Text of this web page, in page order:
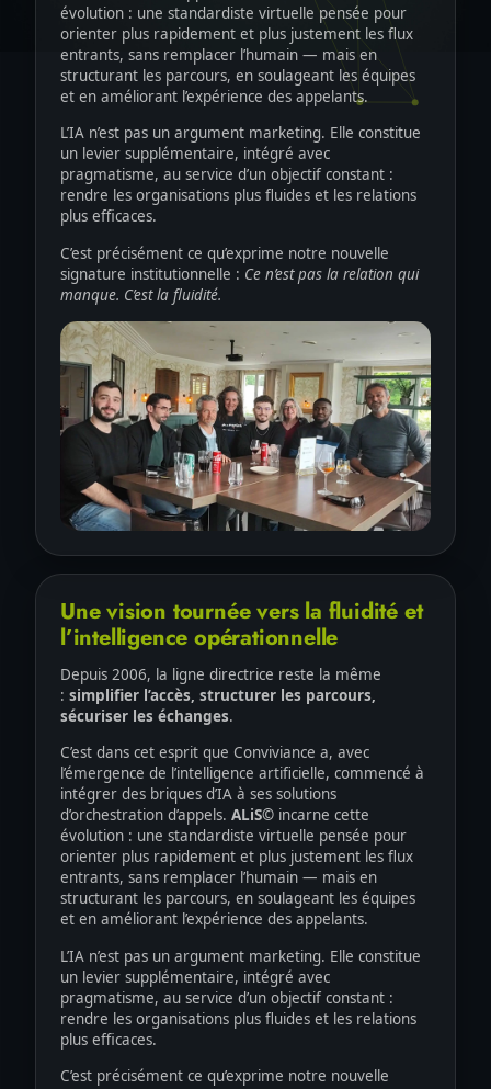
évolution : une standardiste virtuelle pensée pour
orienter plus rapidement et plus justement les flux
entrants, sans remplacer l’humain — mais en
structurant les parcours, en soulageant les équipes
et en améliorant l’expérience des appelants.
L’IA n’est pas un argument marketing. Elle constitue
un levier supplémentaire, intégré avec
pragmatisme, au service d’un objectif constant :
rendre les organisations plus fluides et les relations
plus efficaces.
C’est précisément ce qu’exprime notre nouvelle
signature institutionnelle : Ce n’est pas la relation qui
manque. C’est la fluidité.
Une vision tournée vers la fluidité et
l’intelligence opérationnelle
Depuis 2006, la ligne directrice reste la même
: simplifier l’accès, structurer les parcours,
sécuriser les échanges.
C’est dans cet esprit que Conviviance a, avec
l’émergence de l’intelligence artificielle, commencé à
intégrer des briques d’IA à ses solutions
d’orchestration d’appels. ALiS© incarne cette
évolution : une standardiste virtuelle pensée pour
orienter plus rapidement et plus justement les flux
entrants, sans remplacer l’humain — mais en
structurant les parcours, en soulageant les équipes
et en améliorant l’expérience des appelants.
L’IA n’est pas un argument marketing. Elle constitue
un levier supplémentaire, intégré avec
pragmatisme, au service d’un objectif constant :
rendre les organisations plus fluides et les relations
plus efficaces.
C’est précisément ce qu’exprime notre nouvelle